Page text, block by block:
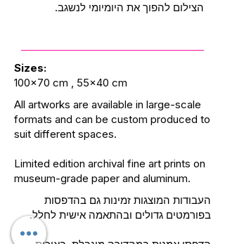
הצילום להפוך את היומיומי לנשגב.
Sizes:
100x70 cm , 55x40 cm
All artworks are available in large-scale
formats and can be custom produced to
suit different spaces.
Limited edition archival fine art prints on
museum-grade paper and aluminum.
העבודות המוצגות זמינות גם בהדפסות
בפורמטים גדולים ובהתאמה אישית לחלל.